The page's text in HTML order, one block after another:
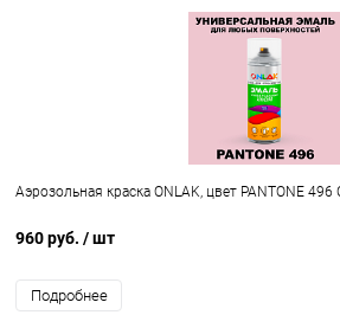
Аэрозольная краска ONLAK, цвет PANTONE
960 руб. / шт
Подробнее